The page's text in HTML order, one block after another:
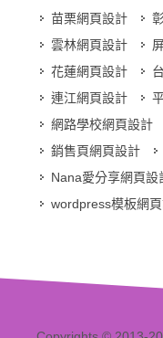
苗栗網頁設計
雲林網頁設計
花蓮網頁設計
連江網頁設計
網路學校網頁設計
銷售頁網頁設計
Nana愛分享網頁設
wordpress模板網